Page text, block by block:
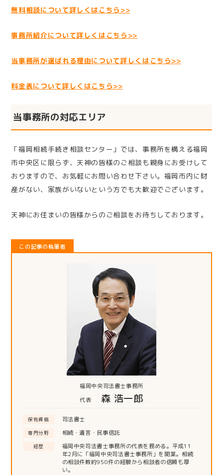
無料相談について詳しくはこちら>>
事務所紹介について詳しくはこちら>>
当事務所が選ばれる理由について詳しくはこちら>>
料金表について詳しくはこちら>>
当事務所の対応エリア
「福岡相続手続き相談センター」では、事務所を構える福岡
市中央区に限らず、天神の皆様のご相談も親身にお受けして
おりますので、お気軽にお問い合わせ下さい。福岡市内に財
産がない、家族がいないという方でも大歓迎でございます。
天神にお住まいの皆様からのご相談をお待ちしております。
この記事の執筆者
福岡中央司法書士事務所
代表
森 浩一郎
保有資格 司法書士
専門分野 相続・遺言・民事信託
経歴
福岡中央司法書士事務所の代表を務める。平成11
年2月に「福岡中央司法書士事務所」を開業。相続
の相談件数約950件の経験から相談者の信頼も厚
い。